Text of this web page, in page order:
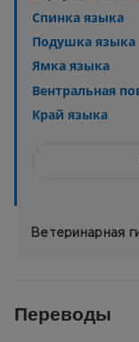
Спинка языка
Подушка языка
Ямка языка
Вентральная
Край языка
Ветеринарная
Переводы